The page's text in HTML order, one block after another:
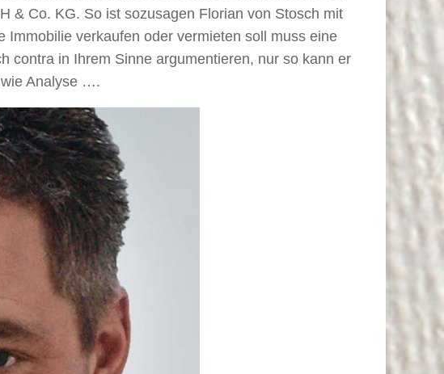
& Co. KG. So ist sozusagen Florian von Stosch mit
verkaufen oder vermieten soll muss eine
contra in Ihrem Sinne argumentieren, nur so kann er
Analyse ….